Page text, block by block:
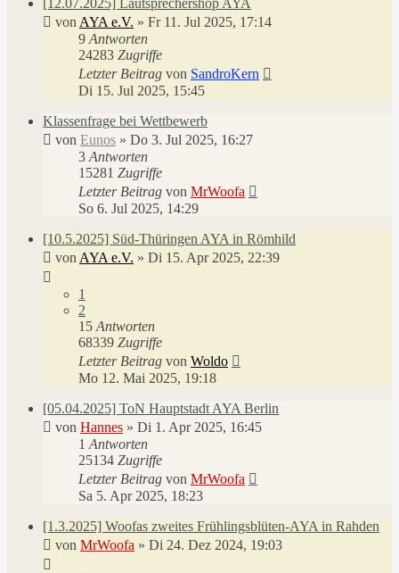
[12.07.2025] Lautsprechershop AYA
von AYA e.V. » Fr 11. Jul 2025, 17:14
9 Antworten
24283 Zugriffe
Letzter Beitrag von SandroKern
Di 15. Jul 2025, 15:45
Klassenfrage bei Wettbewerb
von Eunos » Do 3. Jul 2025, 16:27
3 Antworten
15281 Zugriffe
Letzter Beitrag von MrWoofa
So 6. Jul 2025, 14:29
[10.5.2025] Süd-Thüringen AYA in Römhild
von AYA e.V. » Di 15. Apr 2025, 22:39
1
2
15 Antworten
68339 Zugriffe
Letzter Beitrag von Woldo
Mo 12. Mai 2025, 19:18
[05.04.2025] ToN Hauptstadt AYA Berlin
von Hannes » Di 1. Apr 2025, 16:45
1 Antworten
25134 Zugriffe
Letzter Beitrag von MrWoofa
Sa 5. Apr 2025, 18:23
[1.3.2025] Woofas zweites Frühlingsblüten-AYA in Rahden
von MrWoofa » Di 24. Dez 2024, 19:03